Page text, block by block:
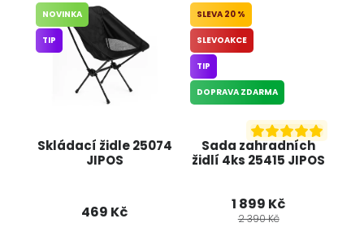
Skládací židle 25074
JIPOS
NOVINKA
TIP
469 Kč
Sada zahradních
židlí 4ks 25415 JIPOS
20 %
SLEVOAKCE
TIP
DOPRAVA ZDARMA
1 899 Kč
2 390 Kč